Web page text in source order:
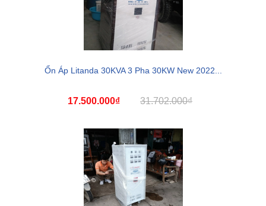
Ổn Áp Litanda 30KVA 3 Pha 30KW New 2022...
17.500.000₫ 31.702.000₫